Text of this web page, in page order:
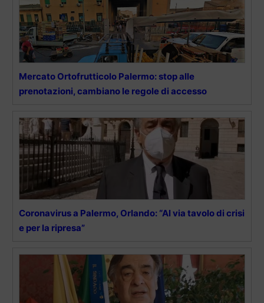
Mercato Ortofrutticolo Palermo: stop alle
prenotazioni, cambiano le regole di accesso
Coronavirus a Palermo, Orlando: “Al via tavolo di crisi
e per la ripresa”